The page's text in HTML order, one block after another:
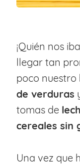
¡Quién nos
llegar tan
poco nuestro
de verduras
tomas de
cereales sin
Una vez que